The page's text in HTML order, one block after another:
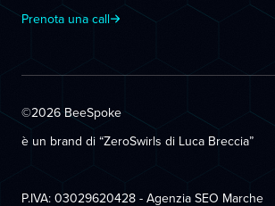
Prenota una call
©2026 BeeSpoke
è un brand di “ZeroSwirls di Luca Breccia”
P.IVA: 03029620428 - Agenzia SEO Marche